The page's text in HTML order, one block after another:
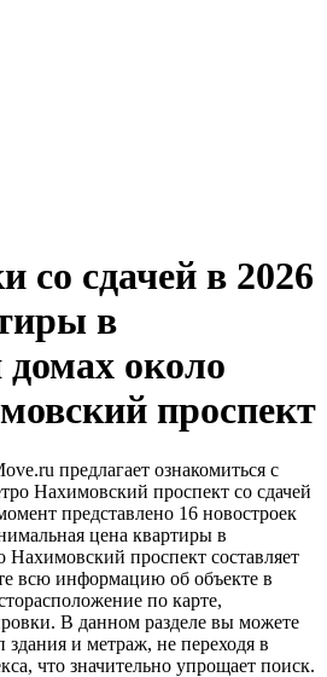
со сдачей в 2026
в
около
проспект
предлагает ознакомиться с
Нахимовский проспект со сдачей
представлено 16 новостроек
цена квартиры в
Нахимовский проспект составляет
всю информацию об объекте в
по карте,
В данном разделе вы можете
здания и метраж, не переходя в
что значительно упрощает поиск.